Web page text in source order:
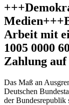
Arbeit mit
1005 0000
Zahlung
Das Maß an
Deutschen
der Bundesrepublik